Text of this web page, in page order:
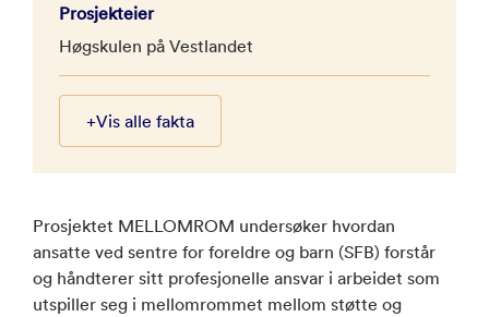
Prosjekteier
Høgskulen på Vestlandet
+Vis alle fakta
Prosjektet MELLOMROM undersøker hvordan
ansatte ved sentre for foreldre og barn (SFB) forstår
og håndterer sitt profesjonelle ansvar i arbeidet som
utspiller seg i mellomrommet mellom støtte og